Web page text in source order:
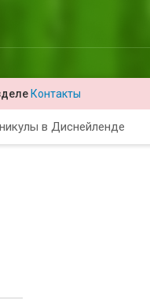
Контакты
в Диснейленде